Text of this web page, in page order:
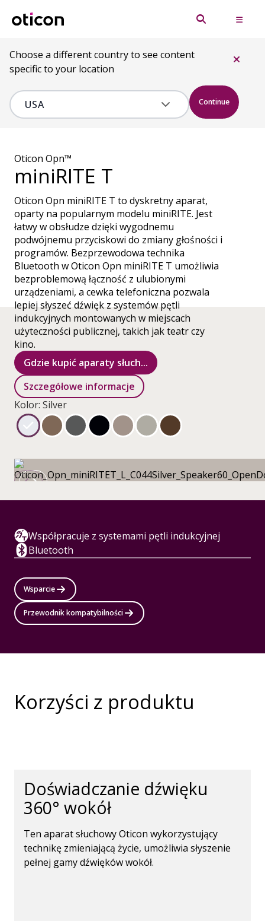
Choose a different country to see content
specific to your location
Continue
Oticon Opn™
miniRITE T
Oticon Opn miniRITE T to dyskretny aparat,
oparty na popularnym modelu miniRITE. Jest
łatwy w obsłudze dzięki wygodnemu
podwójnemu przyciskowi do zmiany głośności i
programów. Bezprzewodowa technika
Bluetooth w Oticon Opn miniRITE T umożliwia
bezproblemową łączność z ulubionymi
urządzeniami, a cewka telefoniczna pozwala
lepiej słyszeć dźwięk z systemów pętli
indukcyjnych montowanych w miejscach
użyteczności publicznej, takich jak teatr czy
kino.
Gdzie kupić aparaty słuch...
Szczegółowe informacje
Kolor: Silver
Współpracuje z systemami pętli indukcyjnej
Bluetooth
Wsparcie
Przewodnik kompatybilności
Korzyści z produktu
Doświadczanie dźwięku
360° wokół
Ten aparat słuchowy Oticon wykorzystujący
technikę zmieniającą życie, umożliwia słyszenie
pełnej gamy dźwięków wokół.